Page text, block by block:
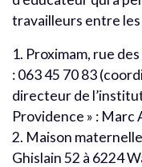
travailleurs entre
1. Proximam, rue
: 063 45 70 83
directeur de
Providence » : Marc
2. Maison
Ghislain 52 à 6224